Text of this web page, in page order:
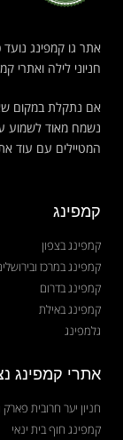
אתר גו קמפינג
חניוני לילה ואתרי
אם נתקלת במקום
נשמח מאוד לשמוע
המטיילים עם עוד
קמפינג
קמפינג בצפון
קמפינג במרכז
קמפינג בדרום
קמפינג באילת
גלמפינג
אתרי קמפינג
חניון יער חרובית
קמפינג חוף בית ינאי